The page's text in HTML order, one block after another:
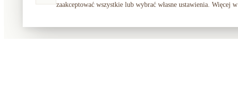
zaakceptować wszystkie lub wybrać własne ustawienia. Więcej w